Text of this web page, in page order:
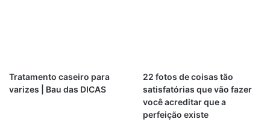
Tratamento caseiro para
varizes | Bau das DICAS
22 fotos de coisas tão
satisfatórias que vão fazer
você acreditar que a
perfeição existe